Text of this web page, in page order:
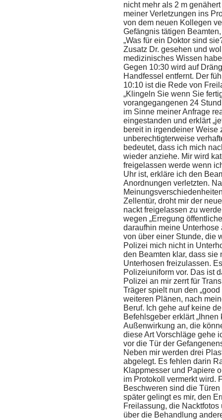
nicht mehr als 2 m
meiner Verletzungen ins
von dem neuen Kollegen
Gefängnis tätigen
„Was für ein Doktor sind
Zusatz Dr. gesehen und
medizinisches Wissen
Gegen 10:30 wird auf
Handfessel entfernt. Der
10:10 ist die Rede von
„Klingeln Sie wenn Sie
vorangegangenen 24
im Sinne meiner Anfrage
eingestanden und erklärt
bereit in irgendeiner Weise
unberechtigterweise
bedeutet, dass ich mich
wieder anziehe. Mir wird
freigelassen werde wenn
Uhr ist, erkläre ich den
Anordnungen verletzten.
Zellentür, droht mir der
nackt freigelassen zu
wegen „Erregung
daraufhin meine
von über einer Stunde, die
Polizei mich nicht in
den Beamten klar, dass sie
Unterhosen freizulassen.
Polizeiuniform vor. Das ist
Polizei an mir zerrt für
Träger spielt nun den
weiteren Plänen, nach
Beruf. Ich gehe auf keine
Befehlsgeber erklärt
Außenwirkung an, die
diese Art Vorschläge gehe
vor die Tür der
Neben mir werden drei
abgelegt. Es fehlen darin
Klappmesser und Papiere
im Protokoll vermerkt wird.
Beschweren sind die
später gelingt es mir, den
Freilassung, die
über die Behandlung